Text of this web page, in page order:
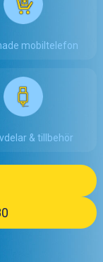
mobiltelefon
& tillbehör